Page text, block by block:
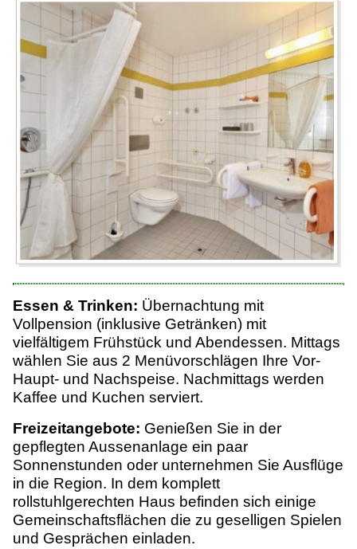
Essen & Trinken: Übernachtung mit
Vollpension (inklusive Getränken) mit
vielfältigem Frühstück und Abendessen. Mittags
wählen Sie aus 2 Menüvorschlägen Ihre Vor-
Haupt- und Nachspeise. Nachmittags werden
Kaffee und Kuchen serviert.
Freizeitangebote: Genießen Sie in der
gepflegten Aussenanlage ein paar
Sonnenstunden oder unternehmen Sie Ausflüge
in die Region. In dem komplett
rollstuhlgerechten Haus befinden sich einige
Gemeinschaftsflächen die zu geselligen Spielen
und Gesprächen einladen.